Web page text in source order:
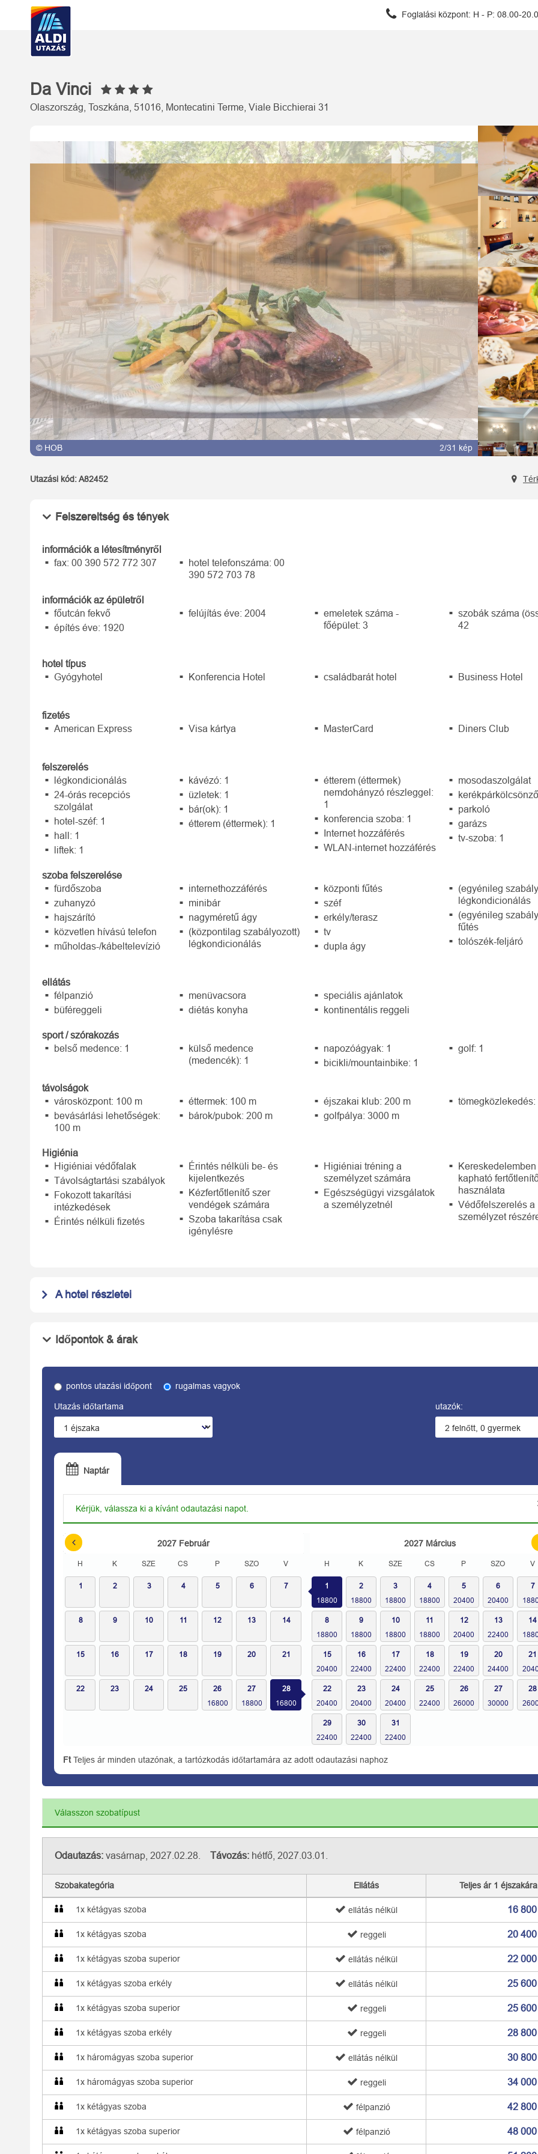
Foglalási központ: H - P: 08.00-
Da Vinci
Olaszország, Toszkána, 51016, Montecatini Terme, Viale Bicchierai 31
© HOB 2/31 kép
Utazási kód:A82452
Felszereltség és tények
információk a létesítményről
fax: 00 390 572 772 307
hotel telefonszáma: 00
390 572 703 78
információk az épületről
főutcán fekvő
építés éve: 1920
felújítás éve: 2004
emeletek száma -
főépület: 3
szobák száma
42
hotel típus
Gyógyhotel
Konferencia Hotel családbarát hotel Business Hotel
fizetés
American Express
Visa kártya MasterCard Diners Club
felszerelés
légkondicionálás
24-órás recepciós
szolgálat
hotel-széf: 1
hall: 1
liftek: 1
kávézó: 1
üzletek: 1
bár(ok): 1
étterem (éttermek): 1
étterem (éttermek)
nemdohányzó részleggel:
1
konferencia szoba: 1
Internet hozzáférés
WLAN-internet hozzáférés
mosodaszolgálat
parkoló
garázs
tv-szoba: 1
szoba felszerelése
fürdőszoba
zuhanyzó
hajszárító
közvetlen hívású telefon
műholdas-/kábeltelevízió
internethozzáférés
minibár
nagyméretű ágy
(központilag szabályozott)
légkondicionálás
központi fűtés
széf
erkély/terasz
tv
dupla ágy
(egyénileg
légkondicionálás
(egyénileg
fűtés
tolószék-feljáró
ellátás
félpanzió
büféreggeli
menüvacsora
diétás konyha
speciális ajánlatok
kontinentális reggeli
sport / szórakozás
belső medence: 1
külső medence
(medencék): 1
napozóágyak: 1
bicikli/mountainbike: 1
golf: 1
távolságok
városközpont: 100 m
bevásárlási lehetőségek:
100 m
éttermek: 100 m
bárok/pubok: 200 m
éjszakai klub: 200 m
golfpálya: 3000 m
tömegközlekedés:
Higiénia
Higiéniai védőfalak
Távolságtartási szabályok
Fokozott takarítási
intézkedések
Érintés nélküli fizetés
Érintés nélküli be- és
kijelentkezés
Kézfertőtlenítő szer
vendégek számára
Szoba takarítása csak
igénylésre
Higiéniai tréning a
személyzet számára
Egészségügyi vizsgálatok
a személyzetnél
Kereskedelemben
kapható
használata
Védőfelszerelés a
személyzet
A hotel részletei
Időpontok & árak
pontos utazási időpont rugalmas vagyok
Utazás időtartama utazók:
Naptár
Kérjük, válassza ki a kívánt odautazási napot.
2027 Február
H K SZE CS P SZO V
1 2 3 4 5 6 7
8 9 10 11 12 13 14
15 16 17 18 19 20 21
22 23 24 25 26 27 28
2027 Március
H K SZE CS P SZO V
1 2 3 4 5 6 7
8 9 10 11 12 13 14
15 16 17 18 19 20 21
22 23 24 25 26 27 28
29 30 31
FtTeljes ár minden utazónak, a tartózkodás időtartamára az adott odautazási naphoz
Válasszon szobatípust
Odautazás: vasárnap, 2027.02.28. Távozás: hétfő, 2027.03.01.
Szobakategória Ellátás Teljes ár 1 éjszakára
1x kétágyas szoba ellátás nélkül 16
1x kétágyas szoba reggeli 20
1x kétágyas szoba superior ellátás nélkül 22
1x kétágyas szoba erkély ellátás nélkül 25
1x kétágyas szoba superior reggeli 25
1x kétágyas szoba erkély reggeli 28
1x háromágyas szoba superior ellátás nélkül 30
1x háromágyas szoba superior reggeli 34
1x kétágyas szoba félpanzió 42
1x kétágyas szoba superior félpanzió 48